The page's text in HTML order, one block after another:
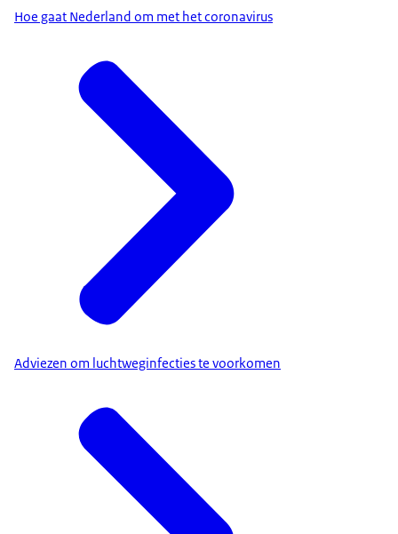
Hoe gaat Nederland om met het coronavirus
Adviezen om luchtweginfecties te voorkomen